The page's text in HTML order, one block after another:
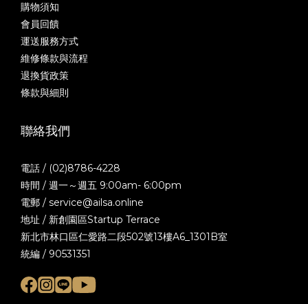
購物須知
會員回饋
運送服務方式
維修條款與流程
退換貨政策
條款與細則
聯絡我們
電話 / (02)8786-4228
時間 / 週一～週五 9:00am- 6:00pm
電郵 / service@ailsa.online
地址 / 新創園區Startup Terrace
新北市林口區仁愛路二段502號13樓A6_1301B室
統編 / 90531351